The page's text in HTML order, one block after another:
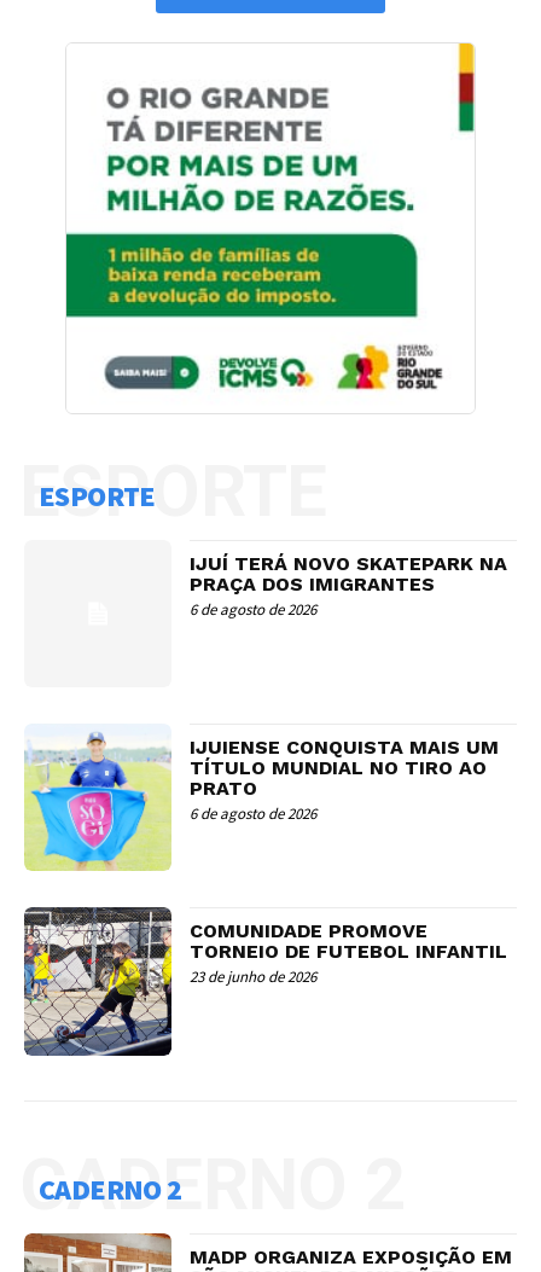
ESPORTE
ESPORTE
IJUÍ TERÁ NOVO SKATEPARK NA
PRAÇA DOS IMIGRANTES
6 de agosto de 2026
IJUIENSE CONQUISTA MAIS UM
TÍTULO MUNDIAL NO TIRO AO
PRATO
6 de agosto de 2026
COMUNIDADE PROMOVE
TORNEIO DE FUTEBOL INFANTIL
23 de junho de 2026
CADERNO 2
CADERNO 2
MADP ORGANIZA EXPOSIÇÃO EM